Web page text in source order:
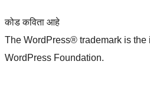
कोड कविता आहे
The WordPress® trademark is the
WordPress Foundation.